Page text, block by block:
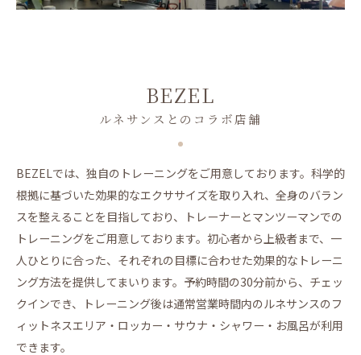
ルネサンスとのコラボ店舗
BEZEL
BEZELでは、独自のトレーニングをご用意しております。科学的
根拠に基づいた効果的なエクササイズを取り入れ、全身のバラン
スを整えることを目指しており、トレーナーとマンツーマンでの
トレーニングをご用意しております。初心者から上級者まで、一
人ひとりに合った、それぞれの目標に合わせた効果的なトレーニ
ング方法を提供してまいります。予約時間の30分前から、チェッ
クインでき、トレーニング後は通常営業時間内のルネサンスのフ
ィットネスエリア・ロッカー・サウナ・シャワー・お風呂が利用
できます。